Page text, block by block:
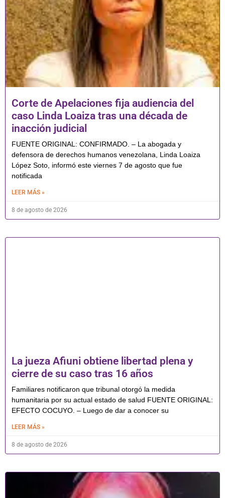
Corte de Apelaciones fija audiencia del
caso Linda Loaiza tras una década de
inacción judicial
FUENTE ORIGINAL: CONFIRMADO. – La abogada y
defensora de derechos humanos venezolana, Linda Loaiza
López Soto, informó este viernes 7 de agosto que fue
notificada
LEER MÁS »
8 de agosto de 2026
La jueza Afiuni obtiene libertad plena y
cierre de su caso tras 16 años
Familiares notificaron que tribunal otorgó la medida
humanitaria por su actual estado de salud FUENTE ORIGINAL:
EFECTO COCUYO. – Luego de dar a conocer su
LEER MÁS »
8 de agosto de 2026